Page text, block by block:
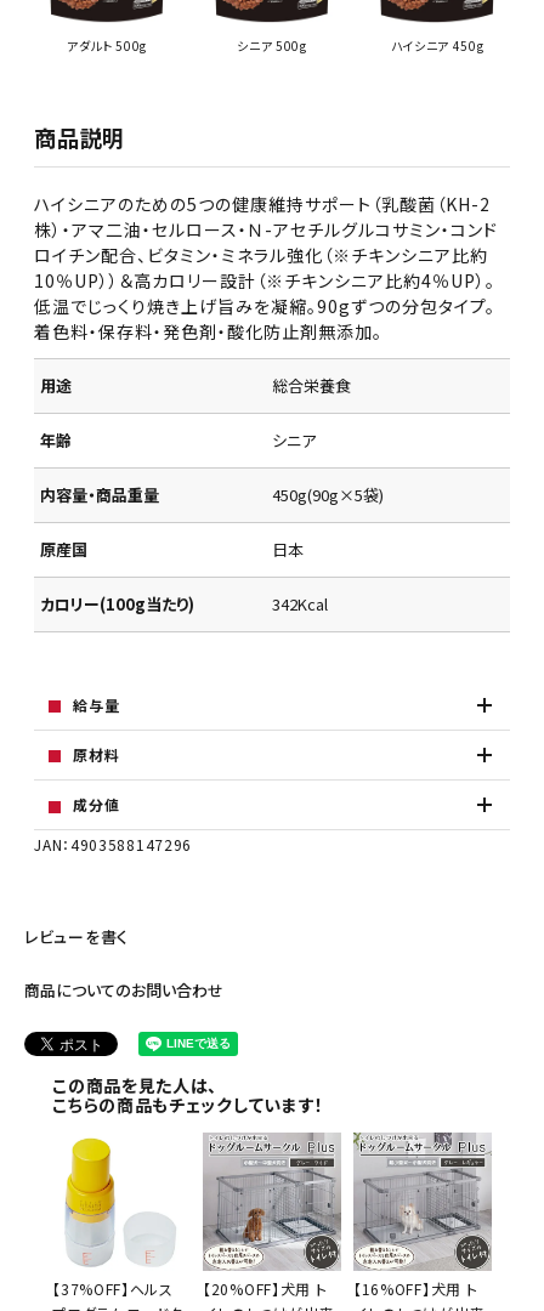
アダルト 500g シニア 500g ハイシニア 450g
商品説明
ハイシニアのための5つの健康維持サポート（乳酸菌（KH-2
株）・アマ二油・セルロース・Ｎ-アセチルグルコサミン・コンド
ロイチン配合、ビタミン・ミネラル強化（※チキンシニア比約
10％UP））＆高カロリー設計（※チキンシニア比約4％UP）。
低温でじっくり焼き上げ旨みを凝縮。90gずつの分包タイプ。
着色料・保存料・発色剤・酸化防止剤無添加。
用途 総合栄養食
年齢 シニア
内容量・商品重量 450g(90g×5袋)
原産国 日本
カロリー(100g当たり) 342Kcal
給与量
原材料
成分値
JAN：4903588147296
レビューを書く
商品についてのお問い合わせ
この商品を見た人は、
こちらの商品もチェックしています！
【37%OFF】ヘルス
【20%OFF】犬用 ト
【16%OFF】犬用 ト